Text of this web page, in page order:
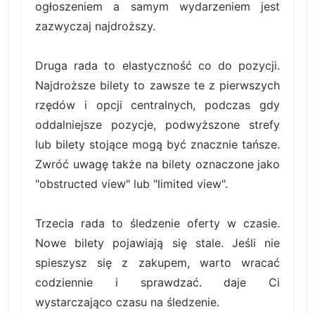
ogłoszeniem a samym wydarzeniem jest
zazwyczaj najdroższy.
Druga rada to elastyczność co do pozycji.
Najdroższe bilety to zawsze te z pierwszych
rzędów i opcji centralnych, podczas gdy
oddalniejsze pozycje, podwyższone strefy
lub bilety stojące mogą być znacznie tańsze.
Zwróć uwagę także na bilety oznaczone jako
"obstructed view" lub "limited view".
Trzecia rada to śledzenie oferty w czasie.
Nowe bilety pojawiają się stale. Jeśli nie
spieszysz się z zakupem, warto wracać
codziennie i sprawdzać. daje Ci
wystarczająco czasu na śledzenie.